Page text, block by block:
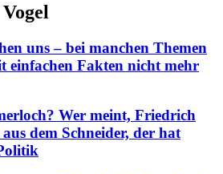
uns – bei manchen Themen
einfachen Fakten nicht mehr
Wer meint, Friedrich
dem Schneider, der hat